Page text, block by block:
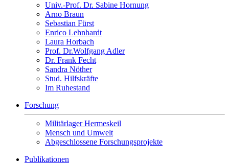
Univ.-Prof. Dr. Sabine Hornung
Arno Braun
Sebastian Fürst
Enrico Lehnhardt
Laura Horbach
Prof. Dr.Wolfgang Adler
Dr. Frank Fecht
Sandra Nöther
Stud. Hilfskräfte
Im Ruhestand
Forschung
Militärlager Hermeskeil
Mensch und Umwelt
Abgeschlossene Forschungsprojekte
Publikationen